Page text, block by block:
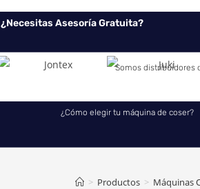
¿Necesitas Asesoría Gratuita?
Somos distribuidores
¿Cómo elegir tu máquina de coser?
> Productos > Máquinas